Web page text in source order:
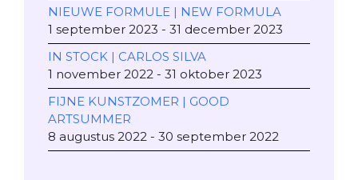
NIEUWE FORMULE | NEW FORMULA
1 september 2023 - 31 december 2023
IN STOCK | CARLOS SILVA
1 november 2022 - 31 oktober 2023
FIJNE KUNSTZOMER | GOOD
ARTSUMMER
8 augustus 2022 - 30 september 2022